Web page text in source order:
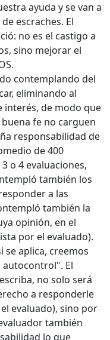
ayuda y se van a
escraches. El
no es el castigo a
sino mejorar el
contemplando del
eliminando al
interés, de modo que
fe no carguen
responsabilidad de
de 400
o 4 evaluaciones,
también los
a las
también la
opinión, en el
por el evaluado).
se aplica, creemos
El
no solo será
a responderle
evaluado), sino por
también
lo que